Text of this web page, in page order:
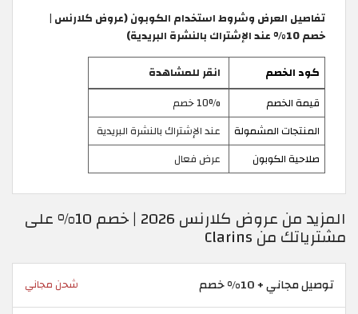
تفاصيل العرض وشروط استخدام الكوبون (عروض كلارنس |
خصم 10% عند الإشتراك بالنشرة البريدية)
كود الخصم
انقر للمشاهدة
قيمة الخصم
10% خصم
المنتجات المشمولة
عند الإشتراك بالنشرة البريدية
صلاحية الكوبون
عرض فعال
المزيد من عروض كلارنس 2026 | خصم 10% على
مشترياتك من Clarins
توصيل مجاني + 10% خصم شحن مجاني